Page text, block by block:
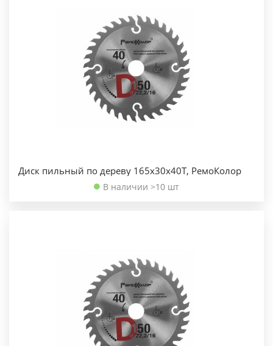
Диск пильный по дереву 165х30х40Т, РемоКолор
В наличии >10 шт